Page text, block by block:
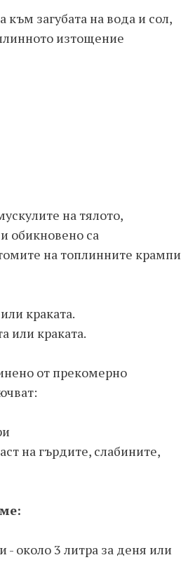
загубата на вода и сол,
изтощение
на тялото,
обикновено са
на топлинните крампи
краката.
или краката.
от прекомерно
на гърдите, слабините,
- около 3 литра за деня или